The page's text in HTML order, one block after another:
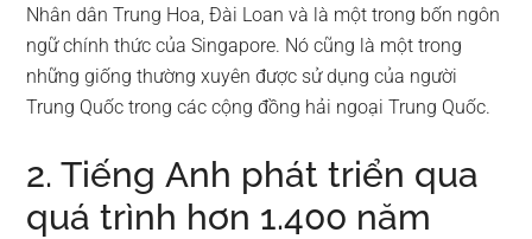
Nhân dân Trung Hoa, Đài Loan và là một trong bốn ngôn
ngữ chính thức của Singapore. Nó cũng là một trong
những giống thường xuyên được sử dụng của người
Trung Quốc trong các cộng đồng hải ngoại Trung Quốc.
2. Tiếng Anh phát triển qua
quá trình hơn 1.400 năm